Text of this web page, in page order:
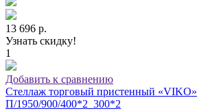
13 696 р.
Узнать скидку!
1
Добавить к сравнению
Стеллаж торговый пристенный «VIKO»
П/1950/900/400*2_300*2